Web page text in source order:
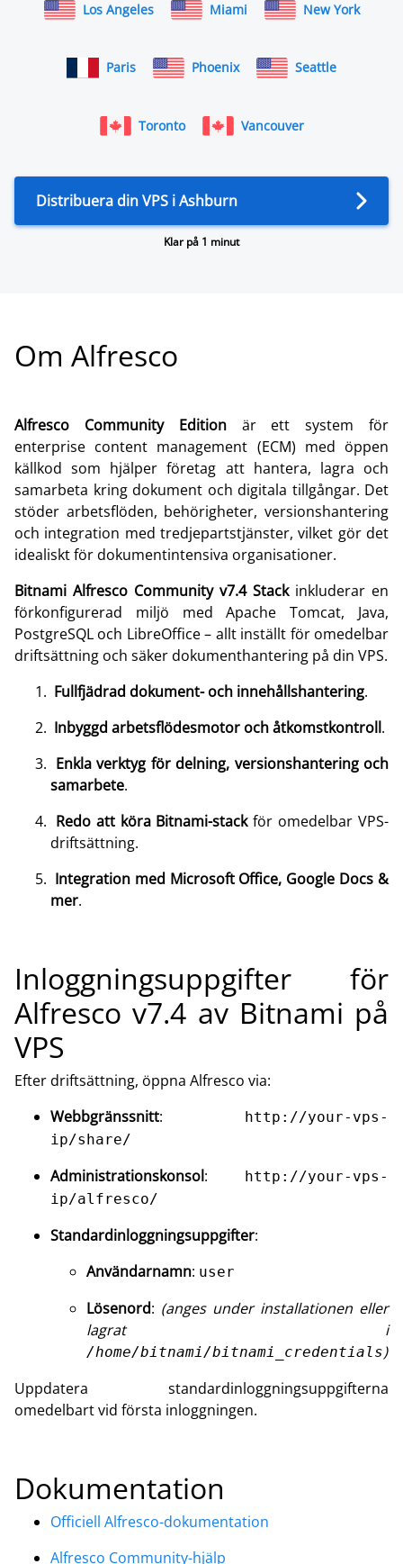
Los Angeles Miami New York
Paris Phoenix Seattle
Toronto Vancouver
Distribuera din VPS i Ashburn
Klar på 1 minut
Om Alfresco
Alfresco Community Editionär ett system för
enterprise content management (ECM) med öppen
källkod som hjälper företag att hantera, lagra och
samarbeta kring dokument och digitala tillgångar. Det
stöder arbetsflöden, behörigheter, versionshantering
och integration med tredjepartstjänster, vilket gör det
idealiskt för dokumentintensiva organisationer.
Bitnami Alfresco Community v7.4 Stackinkluderar en
förkonfigurerad miljö med Apache Tomcat, Java,
PostgreSQL och LibreOffice – allt inställt för omedelbar
driftsättning och säker dokumenthantering på din VPS.
Fullfjädrad dokument- och innehållshantering.
Inbyggd arbetsflödesmotor och åtkomstkontroll.
Enkla verktyg för delning, versionshantering och
samarbete.
Redo att köra Bitnami-stackför omedelbar VPS-
driftsättning.
Integration med Microsoft Office, Google Docs &
mer.
Inloggningsuppgifter för
Alfresco v7.4 av Bitnami på
VPS
Efter driftsättning, öppna Alfresco via:
Webbgränssnitt:
http://your-vps-
ip/share/
Administrationskonsol:
http://your-vps-
ip/alfresco/
Standardinloggningsuppgifter:
Användarnamn: user
Lösenord: (anges under installationen eller
lagrat i
/home/bitnami/bitnami_credentials)
Uppdatera standardinloggningsuppgifterna
omedelbart vid första inloggningen.
Dokumentation
Officiell Alfresco-dokumentation
Alfresco Community-hjälp